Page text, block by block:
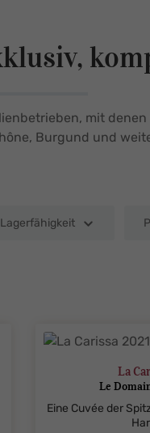
mit
Burgund und
Lagerfähigkeit
La
Le
Eine Cuvée der